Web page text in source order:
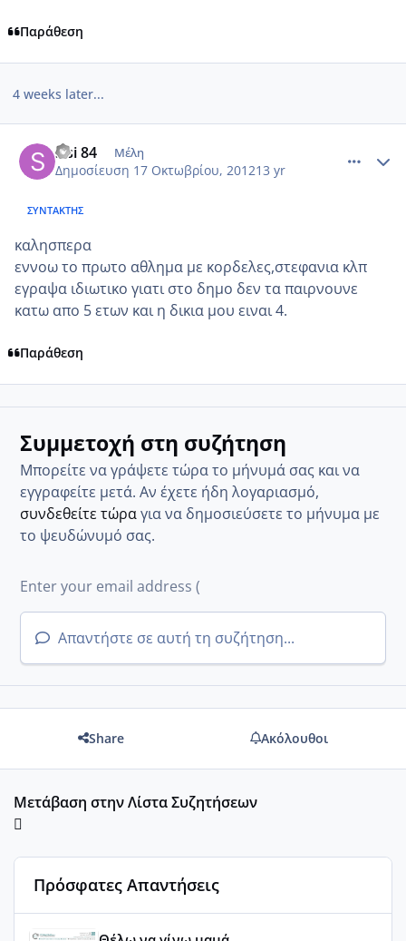
Παράθεση
4 weeks later...
sisi 84 Μέλη
Δημοσίευση 17 Οκτωβρίου, 201213 yr
ΣΥΝΤΆΚΤΗΣ
καλησπερα
εννοω το πρωτο αθλημα με κορδελες,στεφανια κλπ
εγραψα ιδιωτικο γιατι στο δημο δεν τα παιρνουνε
κατω απο 5 ετων και η δικια μου ειναι 4.
Παράθεση
Συμμετοχή στη συζήτηση
Μπορείτε να γράψετε τώρα το μήνυμά σας και να
εγγραφείτε μετά. Αν έχετε ήδη λογαριασμό,
συνδεθείτε τώραγια να δημοσιεύσετε το μήνυμα με
το ψευδώνυμό σας.
Απαντήστε σε αυτή τη συζήτηση...
Share Ακόλουθοι
Μετάβαση στην Λίστα Συζητήσεων
Πρόσφατες Απαντήσεις